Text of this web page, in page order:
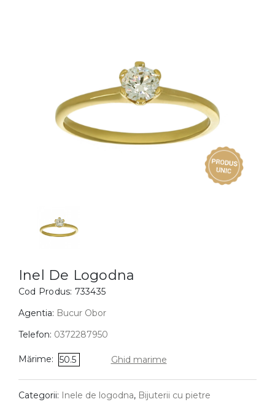
BIJUTERII COPII
Cercei
Bratari
Coliere
Lanturi
Pandantive
DIAMANTE Vezi toate
Inel De Logodna
Cod Produs: 733435
Agentia: Bucur Obor
Telefon: 0372287950
Mărime: 50.5 Ghid marime
Categorii: Inele de logodna, Bijuterii cu pietre